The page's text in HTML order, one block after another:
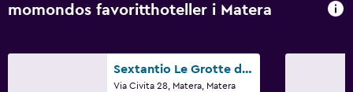
momondos favoritthoteller i Matera
Sextantio Le Grotte della Civita, a Member of Design Hotels
Via Civita 28, Matera, Matera